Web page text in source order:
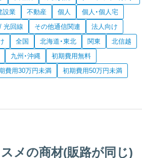
設業 不動産 個人
個人・個人宅
光回線 その他通信関連
法人向け
全国 北海道・東北 関東
北信越
九州・沖縄
初期費用無料
費用30万円未満
初期費用50万円未満
メの商材(販路が同じ)